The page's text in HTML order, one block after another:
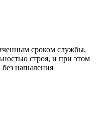
сроком службы,
строя, и при этом
без напыления